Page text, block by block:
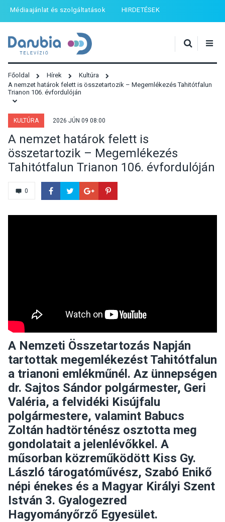
Médiaajánlat és szolgáltatások HIRDETÉSEK
Főoldal Hírek
Kultúra
A nemzet határok felett is összetartozik – Megemlékezés Tahitótfalun
Trianon 106. évfordulóján
KULTÚRA 2026 JÚN 09 08:00
A nemzet határok felett is
összetartozik – Megemlékezés
Tahitótfalun Trianon 106. évfordulóján
0
A Nemzeti Összetartozás Napján
tartottak megemlékezést Tahitótfalun
a trianoni emlékműnél. Az ünnepségen
dr. Sajtos Sándor polgármester, Geri
Valéria, a felvidéki Kisújfalu
polgármestere, valamint Babucs
Zoltán hadtörténész osztotta meg
gondolatait a jelenlévőkkel. A
műsorban közreműködött Kiss Gy.
László tárogatóművész, Szabó Enikő
népi énekes és a Magyar Királyi Szent
István 3. Gyalogezred
Hagyományőrző Egyesület.